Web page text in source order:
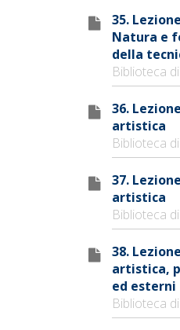
35.
Natura e
della
Biblioteca
36.
artistica
Biblioteca
37.
artistica
Biblioteca
38.
artistica,
ed esterni
Biblioteca